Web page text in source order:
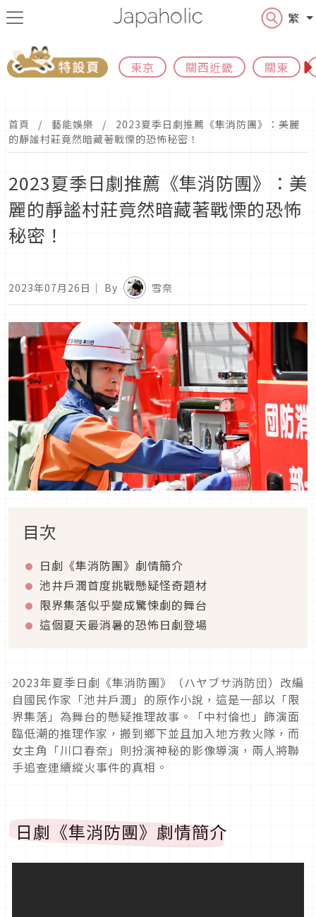
繁
東京 關西近畿 關東
首頁 藝能娛樂
2023夏季日劇推薦《隼消防團》：美麗
的靜謐村莊竟然暗藏著戰慄的恐怖秘密！
2023夏季日劇推薦《隼消防團》：美
麗的靜謐村莊竟然暗藏著戰慄的恐怖
秘密！
2023年07月26日 ｜ By 雪奈
目次
日劇《隼消防團》劇情簡介
池井戶潤首度挑戰懸疑怪奇題材
限界集落似乎變成驚悚劇的舞台
這個夏天最消暑的恐怖日劇登場
2023年夏季日劇《隼消防團》（ハヤブサ消防団）改編
自國民作家「池井戶潤」的原作小說，這是一部以「限
界集落」為舞台的懸疑推理故事。「中村倫也」飾演面
臨低潮的推理作家，搬到鄉下並且加入地方救火隊，而
女主角「川口春奈」則扮演神秘的影像導演，兩人將聯
手追查連續縱火事件的真相。
日劇《隼消防團》劇情簡介